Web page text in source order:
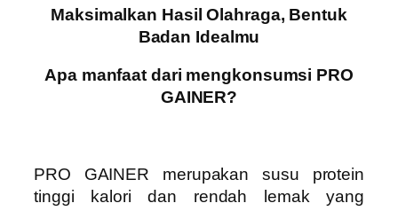
Maksimalkan Hasil Olahraga, Bentuk
Badan Idealmu
Apa manfaat dari mengkonsumsi PRO
GAINER?
PRO GAINER merupakan susu protein
tinggi kalori dan rendah lemak yang